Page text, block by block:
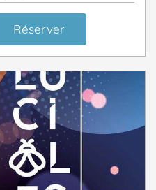
Réserver